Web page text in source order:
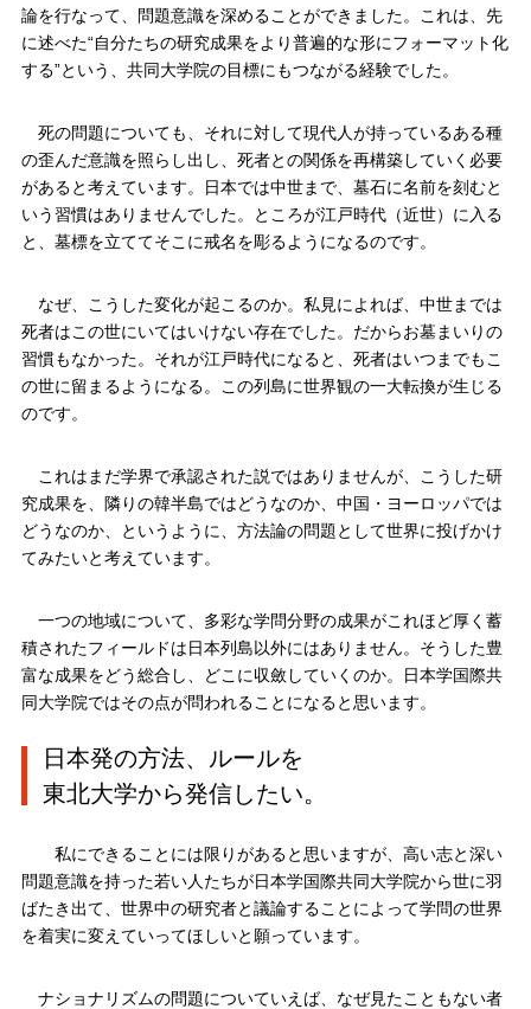
論を行なって、問題意識を深めることができました。これは、先
に述べた“自分たちの研究成果をより普遍的な形にフォーマット化
する”という、共同大学院の目標にもつながる経験でした。
死の問題についても、それに対して現代人が持っているある種
の歪んだ意識を照らし出し、死者との関係を再構築していく必要
があると考えています。日本では中世まで、墓石に名前を刻むと
いう習慣はありませんでした。ところが江戸時代（近世）に入る
と、墓標を立ててそこに戒名を彫るようになるのです。
なぜ、こうした変化が起こるのか。私見によれば、中世までは
死者はこの世にいてはいけない存在でした。だからお墓まいりの
習慣もなかった。それが江戸時代になると、死者はいつまでもこ
の世に留まるようになる。この列島に世界観の一大転換が生じる
のです。
これはまだ学界で承認された説ではありませんが、こうした研
究成果を、隣りの韓半島ではどうなのか、中国・ヨーロッパでは
どうなのか、というように、方法論の問題として世界に投げかけ
てみたいと考えています。
一つの地域について、多彩な学問分野の成果がこれほど厚く蓄
積されたフィールドは日本列島以外にはありません。そうした豊
富な成果をどう総合し、どこに収斂していくのか。日本学国際共
同大学院ではその点が問われることになると思います。
日本発の方法、ルールを
東北大学から発信したい。
私にできることには限りがあると思いますが、高い志と深い
問題意識を持った若い人たちが日本学国際共同大学院から世に羽
ばたき出て、世界中の研究者と議論することによって学問の世界
を着実に変えていってほしいと願っています。
ナショナリズムの問題についていえば、なぜ見たこともない者